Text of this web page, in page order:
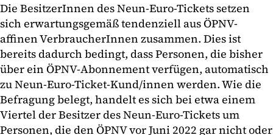
Die BesitzerInnen des Neun-Euro-Tickets setzen
sich erwartungsgemäß tendenziell aus ÖPNV-
affinen VerbraucherInnen zusammen. Dies ist
bereits dadurch bedingt, dass Personen, die bisher
über ein ÖPNV-Abonnement verfügen, automatisch
zu Neun-Euro-Ticket-Kund/innen werden. Wie die
Befragung belegt, handelt es sich bei etwa einem
Viertel der Besitzer des Neun-Euro-Tickets um
Personen, die den ÖPNV vor Juni 2022 gar nicht oder